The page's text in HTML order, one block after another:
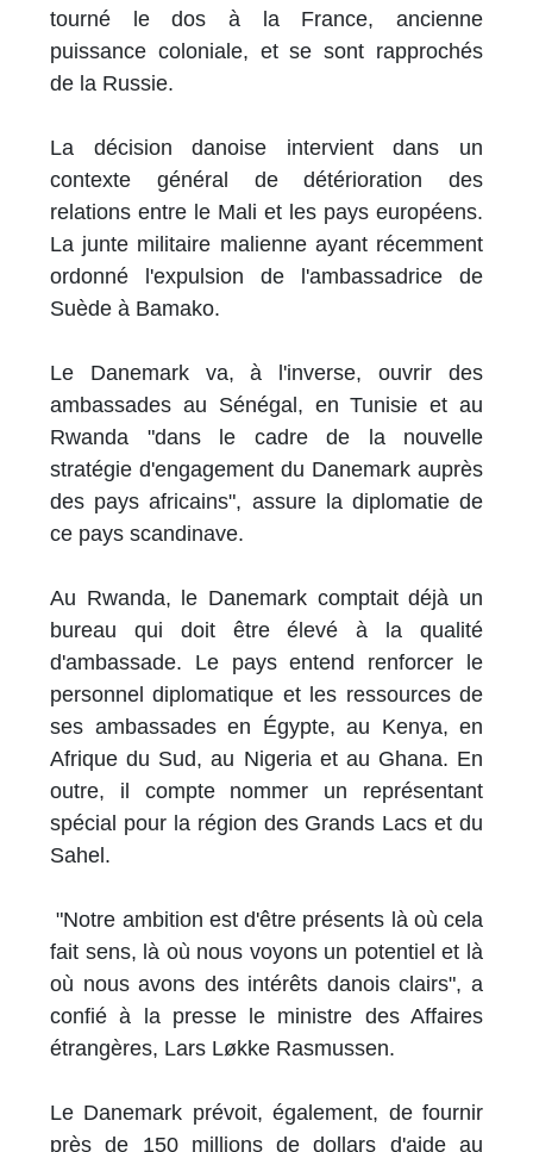
tourné le dos à la France, ancienne
puissance coloniale, et se sont rapprochés
de la Russie.
La décision danoise intervient dans un
contexte général de détérioration des
relations entre le Mali et les pays européens.
La junte militaire malienne ayant récemment
ordonné l'expulsion de l'ambassadrice de
Suède à Bamako.
Le Danemark va, à l'inverse, ouvrir des
ambassades au Sénégal, en Tunisie et au
Rwanda "dans le cadre de la nouvelle
stratégie d'engagement du Danemark auprès
des pays africains", assure la diplomatie de
ce pays scandinave.
Au Rwanda, le Danemark comptait déjà un
bureau qui doit être élevé à la qualité
d'ambassade. Le pays entend renforcer le
personnel diplomatique et les ressources de
ses ambassades en Égypte, au Kenya, en
Afrique du Sud, au Nigeria et au Ghana. En
outre, il compte nommer un représentant
spécial pour la région des Grands Lacs et du
Sahel.
"Notre ambition est d'être présents là où cela
fait sens, là où nous voyons un potentiel et là
où nous avons des intérêts danois clairs", a
confié à la presse le ministre des Affaires
étrangères, Lars Løkke Rasmussen.
Le Danemark prévoit, également, de fournir
près de 150 millions de dollars d'aide au